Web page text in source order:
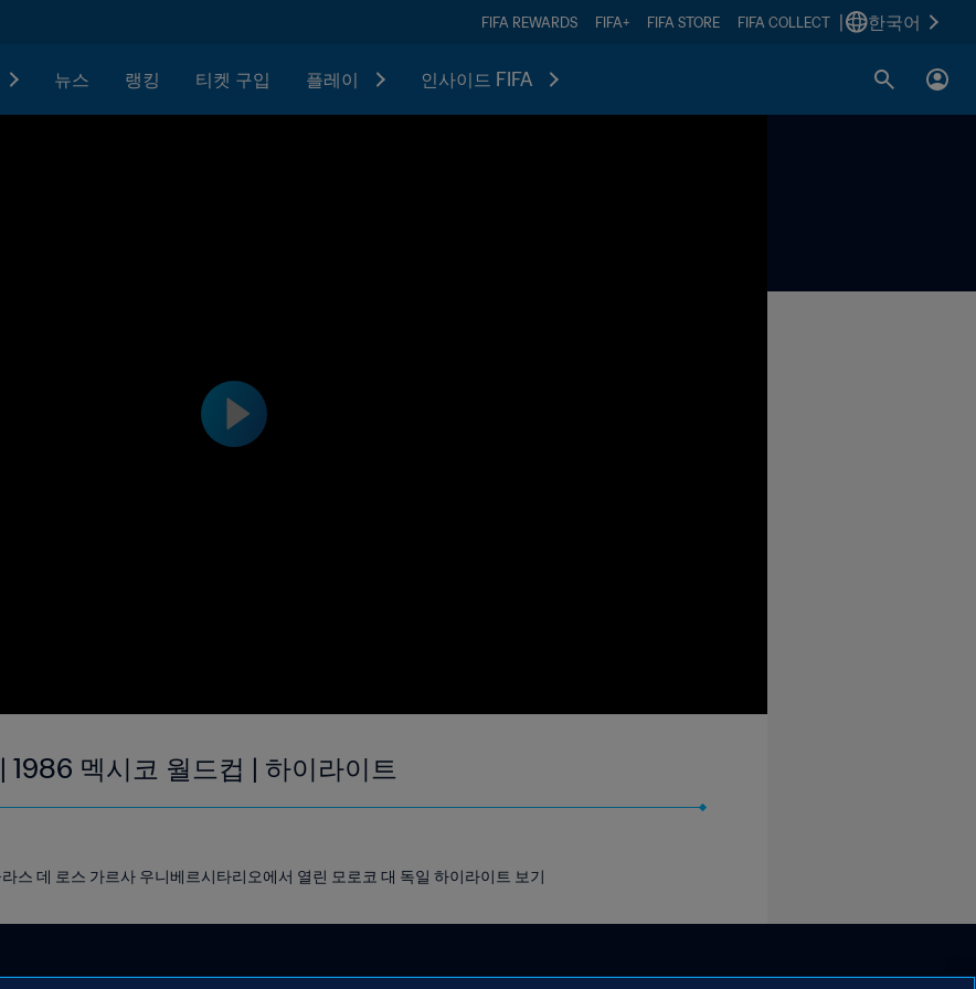
FIFA REWARDS FIFA+ FIFA STORE FIFA COLLECT 한국어
뉴스 랭킹 티켓 구입 플레이 인사이드 FIFA
1986 멕시코 월드컵 | 하이라이트
스 데 로스 가르사 우니베르시타리오에서 열린 모로코 대 독일 하이라이트 보기